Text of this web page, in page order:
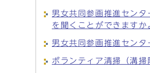
男女共同参画推進セン
を聞くことができますか
男女共同参画推進センタ
ボランティア清掃（溝